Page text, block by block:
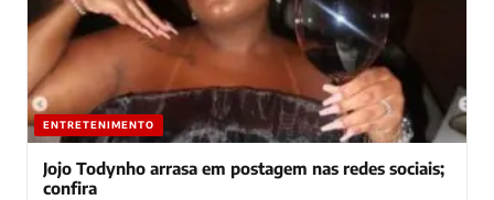
ENTRETENIMENTO
Jojo Todynho arrasa em postagem nas redes sociais;
confira